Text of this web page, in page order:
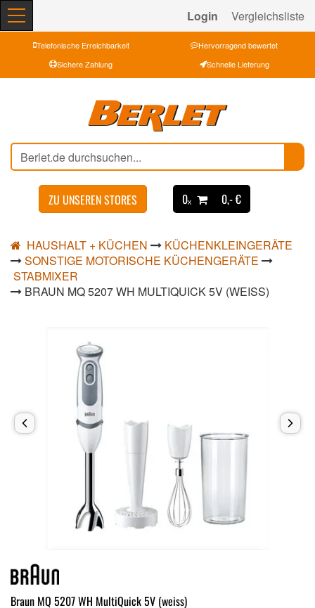
Login Vergleichsliste
Telefonische Erreichbarkeit
Hervorragend bewertet
Sichere Zahlung
Schnelle Lieferung
ZU UNSEREN STORES 0ₓ 0,- €
HAUSHALT + KÜCHEN
KÜCHENKLEINGERÄTE
SONSTIGE MOTORISCHE KÜCHENGERÄTE
STABMIXER
BRAUN MQ 5207 WH MULTIQUICK 5V (WEISS)
Braun MQ 5207 WH MultiQuick 5V (weiss)